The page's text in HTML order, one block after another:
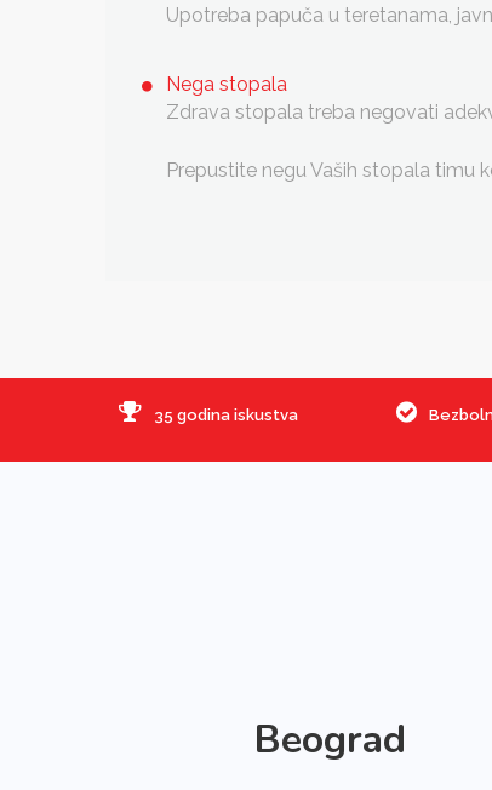
Upotreba papuča u teretanama,
Nega stopala
Zdrava stopala treba negovati
Prepustite negu Vaših stopala timu
35 godina iskustva
Beograd